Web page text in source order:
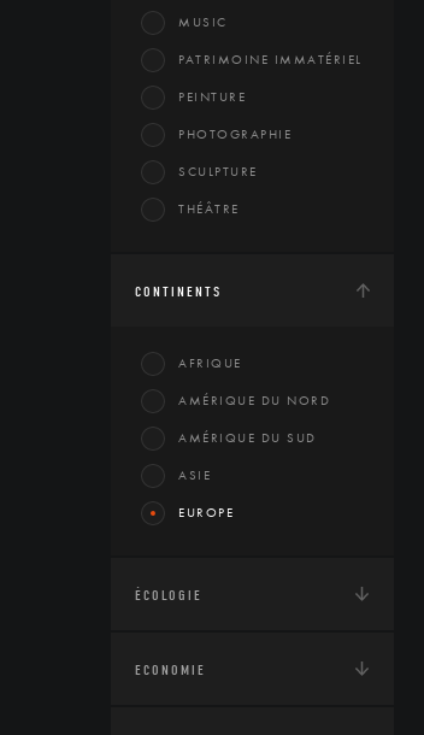
MUSIC
PATRIMOINE IMMATÉRIEL
PEINTURE
PHOTOGRAPHIE
SCULPTURE
THÉÂTRE
CONTINENTS
AFRIQUE
AMÉRIQUE DU NORD
AMÉRIQUE DU SUD
ASIE
EUROPE
ÉCOLOGIE
ECONOMIE